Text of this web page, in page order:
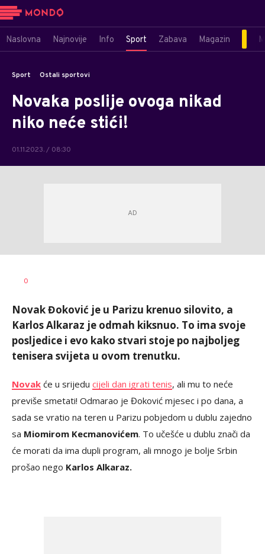
Naslovna Najnovije Info Sport Zabava Magazin
Sport Ostali sportovi
Novaka poslije ovoga nikad
niko neće stići!
01.11.2023. / 08:30
AUTOR
0
Novak Đoković je u Parizu krenuo silovito, a
Karlos Alkaraz je odmah kiksnuo. To ima svoje
posljedice i evo kako stvari stoje po najboljeg
tenisera svijeta u ovom trenutku.
Novak će u srijedu cijeli dan igrati tenis, ali mu to neće
previše smetati! Odmarao je Đoković mjesec i po dana, a
sada se vratio na teren u Parizu pobjedom u dublu zajedno
sa Miomirom Kecmanovićem. To učešće u dublu znači da
će morati da ima dupli program, ali mnogo je bolje Srbin
prošao nego Karlos Alkaraz.